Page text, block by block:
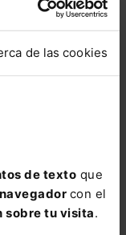
de las cookies
de texto que
navegador con el
sobre tu visita.
ENTRAR
no pierdas
tu acceso
.
66,00€
COMPRAR